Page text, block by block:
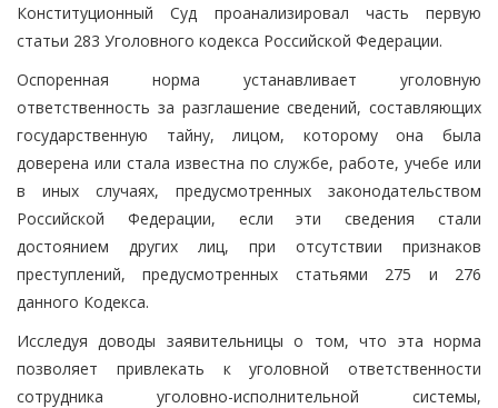
Конституционный Суд проанализировал часть первую
статьи 283 Уголовного кодекса Российской Федерации.
Оспоренная норма устанавливает уголовную
ответственность за разглашение сведений, составляющих
государственную тайну, лицом, которому она была
доверена или стала известна по службе, работе, учебе или
в иных случаях, предусмотренных законодательством
Российской Федерации, если эти сведения стали
достоянием других лиц, при отсутствии признаков
преступлений, предусмотренных статьями 275 и 276
данного Кодекса.
Исследуя доводы заявительницы о том, что эта норма
позволяет привлекать к уголовной ответственности
сотрудника уголовно-исполнительной системы,